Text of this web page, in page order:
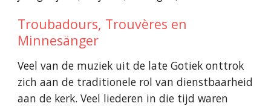
Troubadours, Trouvères en
Minnesänger
Veel van de muziek uit de late Gotiek onttrok
zich aan de traditionele rol van dienstbaarheid
aan de kerk. Veel liederen in die tijd waren